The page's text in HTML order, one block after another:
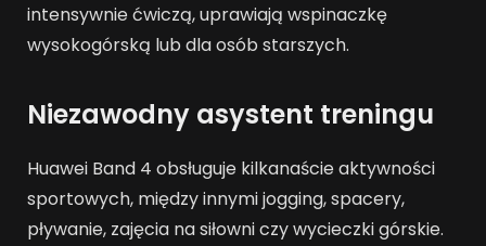
intensywnie ćwiczą, uprawiają wspinaczkę
wysokogórską lub dla osób starszych.
Niezawodny asystent treningu
Huawei Band 4 obsługuje kilkanaście aktywności
sportowych, między innymi jogging, spacery,
pływanie, zajęcia na siłowni czy wycieczki górskie.